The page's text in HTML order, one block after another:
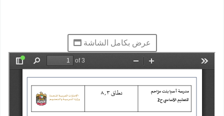
عرض بكامل الشاشة